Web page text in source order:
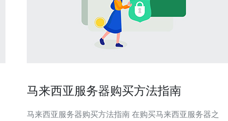
马来西亚服务器购买方法指南
马来西亚服务器购买方法指南 在购买马来西亚服务器之